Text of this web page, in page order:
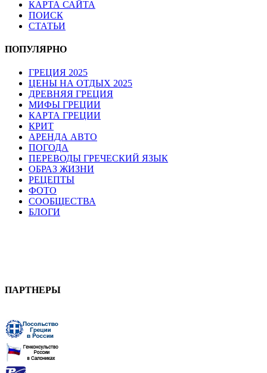
КАРТА САЙТА
ПОИСК
СТАТЬИ
ПОПУЛЯРНО
ГРЕЦИЯ 2025
ЦЕНЫ НА ОТДЫХ 2025
ДРЕВНЯЯ ГРЕЦИЯ
МИФЫ ГРЕЦИИ
КАРТА ГРЕЦИИ
КРИТ
АРЕНДА АВТО
ПОГОДА
ПЕРЕВОДЫ ГРЕЧЕСКИЙ ЯЗЫК
ОБРАЗ ЖИЗНИ
РЕЦЕПТЫ
ФОТО
СООБЩЕСТВА
БЛОГИ
ПАРТНЕРЫ